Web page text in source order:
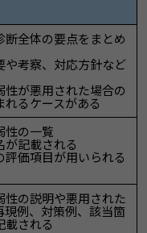
断全体の要点をまとめ
や考察、対応方針など
性が悪用された場合の
れるケースがある
性の一覧
が記載される
評価項目が用いられる
性の説明や悪用された
現例、対策例、該当箇
載される